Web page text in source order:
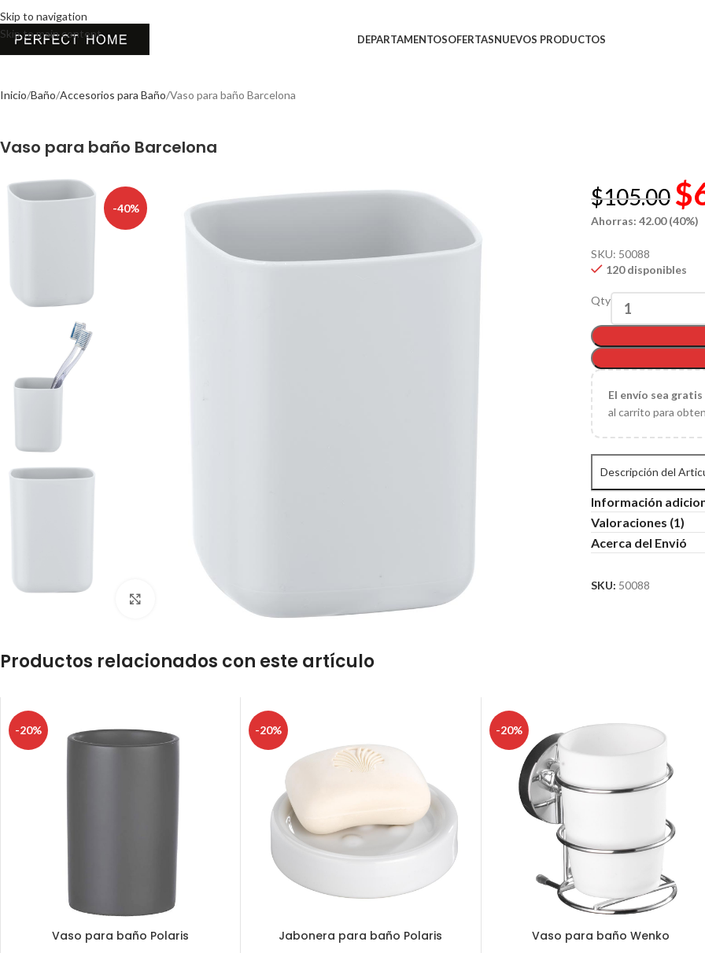
Skip to navigation
Skip to main content
DEPARTAMENTOSOFERTASNUEVOS PRODUCTOS
Inicio Baño Accesorios para Baño Vaso para baño Barcelona
Vaso para baño Barcelona
-40%
Click to enlarge
$105.00 $
Ahorras: 42.00 (40%)
SKU: 50088
120 disponibles
Qty
El envío sea
al carrito para
Descripción del
Información
Valoraciones (1)
Acerca del Envió
SKU: 50088
Productos relacionados con este artículo
-20%
Vaso para baño Polaris
-20%
Jabonera para baño Polaris
-20%
Vaso para baño Wenko